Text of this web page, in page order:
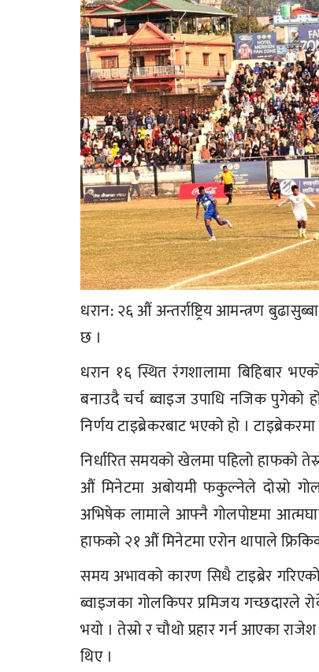
धरान: २६ औं अन्तर्राष्ट्रिय आमन्त्रण
छ ।
धरान १६ स्थित रंगशालामा बिहिबार
बनाउदै चर्च ब्वाइज उपाधि नजिक पुगेको
निर्णय टाइब्रेकरबाट भएको हो ।
निर्धारित समयको खेलमा पहिलो हाफको
औं मिनेटमा अबोयमी फकुल्नेले दोस्रो
अभिषेक लामाले आफ्नै गोलपोष्टमा
हाफको २१ औं मिनेटमा एरोन थापाले
समय अभावको कारण सिधै टाइब्रेर गरिएको
ब्वाइजका गोलकिपर प्रमिजय गच्छदारले
भयो । तेस्रो र चौथो प्रहार गर्न आएका
थिए ।